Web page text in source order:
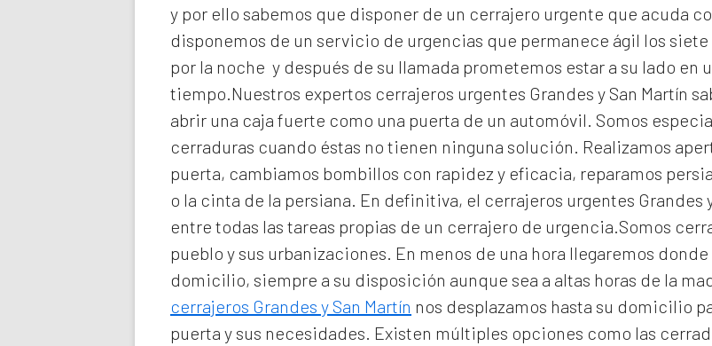
y por ello sabemos que disponer de un cerrajero urgente que acuda
disponemos de un servicio de urgencias que permanece ágil los
por la noche y después de su llamada prometemos estar a su lado en
tiempo.Nuestros expertos cerrajeros urgentes Grandes y San Martín
abrir una caja fuerte como una puerta de un automóvil. Somos
cerraduras cuando éstas no tienen ninguna solución. Realizamos
puerta, cambiamos bombillos con rapidez y eficacia, reparamos
o la cinta de la persiana. En definitiva, el cerrajeros urgentes Grandes
entre todas las tareas propias de un cerrajero de urgencia.Somos
pueblo y sus urbanizaciones. En menos de una hora llegaremos
domicilio, siempre a su disposición aunque sea a altas horas de la
cerrajeros Grandes y San Martín nos desplazamos hasta su domicilio
puerta y sus necesidades. Existen múltiples opciones como las